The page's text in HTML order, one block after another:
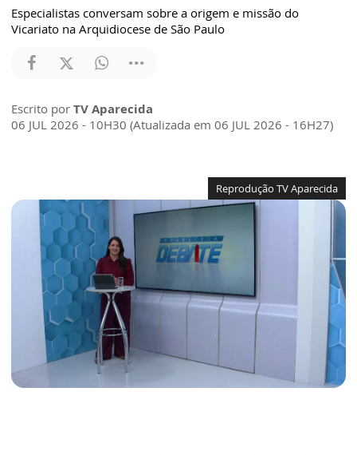
Especialistas conversam sobre a origem e missão do
Vicariato na Arquidiocese de São Paulo
Escrito por TV Aparecida
06 JUL 2026 - 10H30 (Atualizada em 06 JUL 2026 - 16H27)
Reprodução TV Aparecida